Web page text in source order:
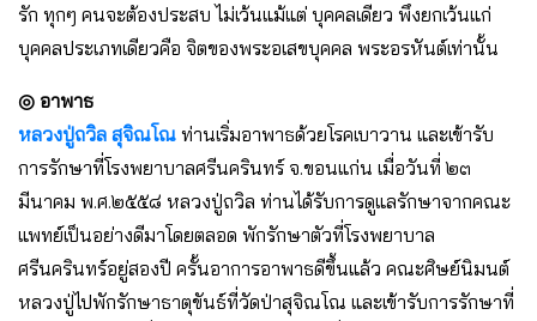
รัก ทุกๆ คนจะต้องประสบ ไม่เว้นแม้แต่ บุคคลเดียว พึงยกเว้นแก่
บุคคลประเภทเดียวคือ จิตของพระอเสขบุคคล พระอรหันต์เท่านั้น
◎ อาพาธ
หลวงปู่ถวิล สุจิณโณ ท่านเริ่มอาพาธด้วยโรคเบาวาน และเข้ารับ
การรักษาที่โรงพยาบาลศรีนครินทร์ จ.ขอนแก่น เมื่อวันที่ ๒๓
มีนาคม พ.ศ.๒๕๕๘ หลวงปู่ถวิล ท่านได้รับการดูแลรักษาจากคณะ
แพทย์เป็นอย่างดีมาโดยตลอด พักรักษาตัวที่โรงพยาบาล
ศรีนครินทร์อยู่สองปี ครั้นอาการอาพาธดีขึ้นแล้ว คณะศิษย์นิมนต์
หลวงปู่ไปพักรักษาธาตุขันธ์ที่วัดป่าสุจิณโณ และเข้ารับการรักษาที่